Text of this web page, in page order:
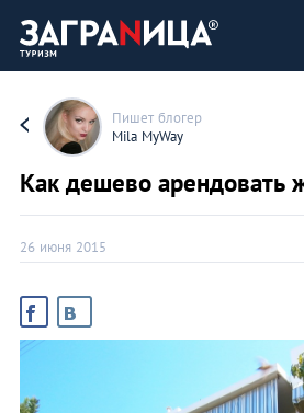
Пишет блогер
Mila MyWay
Как дешево арендовать
26 июня 2015